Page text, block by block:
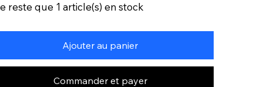
reste que 1 article(s) en stock
Ajouter au panier
Commander et payer